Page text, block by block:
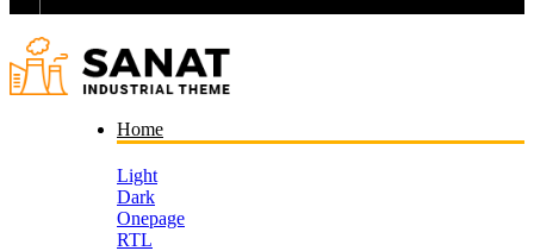
Home
Light
Dark
Onepage
RTL